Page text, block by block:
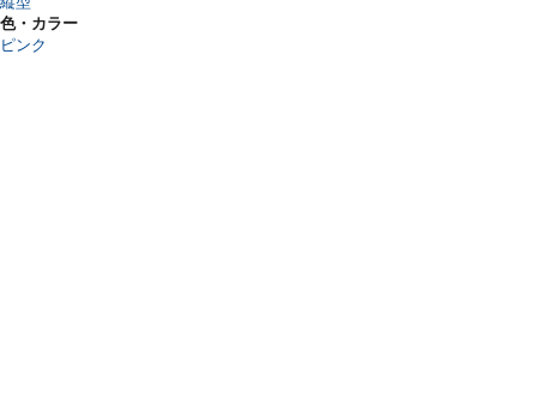
色・カラー
ピンク